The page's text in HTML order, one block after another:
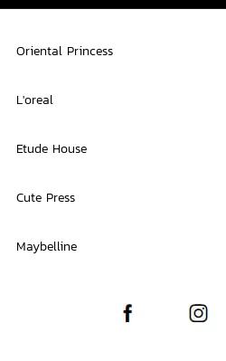
Oriental Princess
L'oreal
Etude House
Cute Press
Maybelline